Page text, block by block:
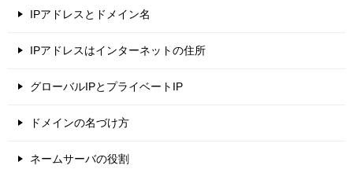
IPアドレスとドメイン名
IPアドレスはインターネットの住所
グローバルIPとプライベートIP
ドメインの名づけ方
ネームサーバの役割